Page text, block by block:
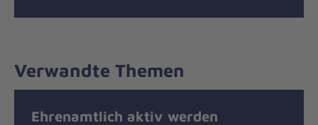
Verwandte Themen
Ehrenamtlich aktiv werden